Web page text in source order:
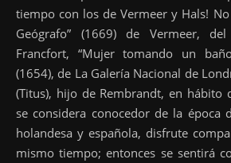
tiempo con los de Vermeer y Hals!
Geógrafo” (1669) de Vermeer,
Francfort, “Mujer tomando un
(1654), de La Galería Nacional de
(Titus), hijo de Rembrandt, en hábito
se considera conocedor de la época
holandesa y española, disfrute
mismo tiempo; entonces se sentirá